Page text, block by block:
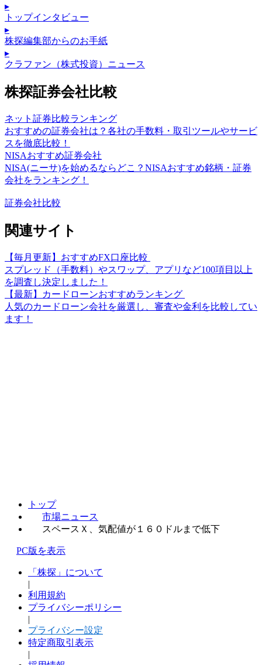
▸
トップインタビュー
▸
株探編集部からのお手紙
▸
クラファン（株式投資）ニュース
株探証券会社比較
ネット証券比較ランキング
おすすめの証券会社は？各社の手数料・取引ツールやサービ
スを徹底比較！
NISAおすすめ証券会社
NISA(ニーサ)を始めるならどこ？NISAおすすめ銘柄・証券
会社をランキング！
証券会社比較
関連サイト
【毎月更新】おすすめFX口座比較
スプレッド（手数料）やスワップ、アプリなど100項目以上
を調査し決定しました！
【最新】カードローンおすすめランキング
人気のカードローン会社を厳選し、審査や金利を比較してい
ます！
トップ
市場ニュース
スペースＸ、気配値が１６０ドルまで低下
PC版を表示
「株探」について
|
利用規約
プライバシーポリシー
|
プライバシー設定
特定商取引表示
|